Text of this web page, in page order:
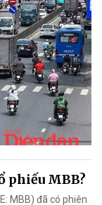
phiếu MBB?
MBB) đã có phiên